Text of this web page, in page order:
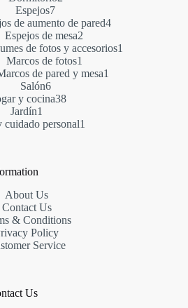
Espejos77
productos
de aumento de pared44
Espejos de mesa2
productos
de fotos y accesorios1
Marcos de fotos1
producto
de pared y mesa1
Salón66
productos
y cocina3838
Jardín1
producto
cuidado personal1
About Us
Contact Us
& Conditions
Policy
Service
Us